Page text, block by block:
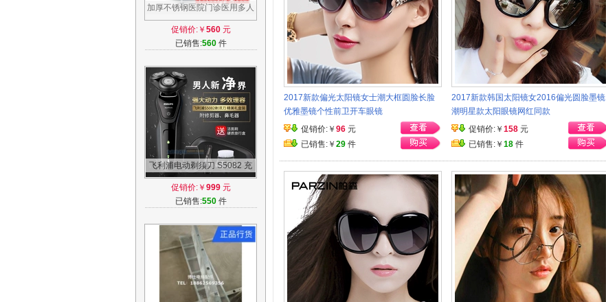
加厚不锈钢医院门诊医用多人
位三人位候诊椅输液椅点滴椅
静点椅
促销价:￥ 560元
已销售:560件
飞利浦电动剃须刀 S5082 充
电式全身水洗男士刮胡刀
S5000含鼻毛器
促销价:￥ 999元
已销售:550件
2017新款偏光太阳镜女士潮大框圆脸长脸
优雅墨镜个性前卫开车眼镜
促销价:￥ 96 元
已销售:￥ 29 件
2017新款韩国太阳镜女2016偏光圆脸墨镜
潮明星款太阳眼镜网红同款
促销价:￥ 158 元
已销售:￥ 18 件